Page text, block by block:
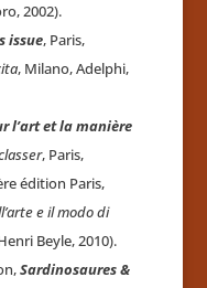
2002).
issue, Paris,
, Milano, Adelphi,
l’art et la manière
, Paris,
édition Paris,
e il modo di
Beyle, 2010).
Sardinosaures &